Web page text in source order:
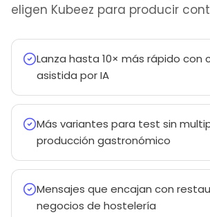
eligen Kubeez para producir
Lanza hasta 10× más rápido con
asistida por IA
Más variantes para test sin
producción gastronómico
Mensajes que encajan con
negocios de hostelería